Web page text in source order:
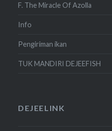
F. The Miracle Of Azolla
Info
Pengiriman ikan
TUK MANDIRI DEJEEFISH
DEJEELINK